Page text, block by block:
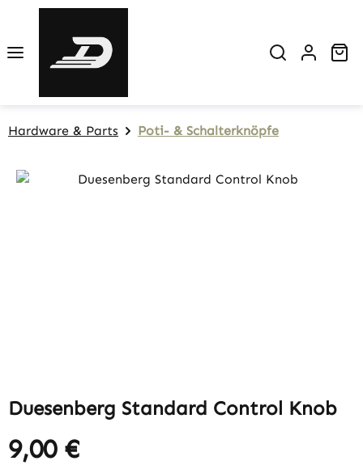
Hardware & Parts Poti- & Schalterknöpfe
Bildergalerie überspringen
Duesenberg Standard Control Knob
Regulärer Preis:
9,00 €